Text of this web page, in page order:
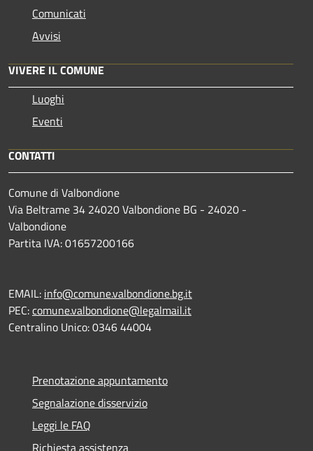
Comunicati
Avvisi
VIVERE IL COMUNE
Luoghi
Eventi
CONTATTI
Comune di Valbondione
Via Beltrame 34 24020 Valbondione BG - 24020 -
Valbondione
Partita IVA: 01657200166
EMAIL: info@comune.valbondione.bg.it
PEC:comune.valbondione@legalmail.it
Centralino Unico: 0346 44004
Prenotazione appuntamento
Segnalazione disservizio
Leggi le FAQ
Richiesta assistenza